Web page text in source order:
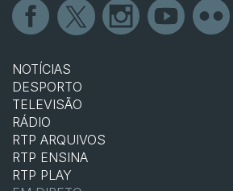
NOTÍCIAS
DESPORTO
TELEVISÃO
RÁDIO
RTP ARQUIVOS
RTP ENSINA
RTP PLAY